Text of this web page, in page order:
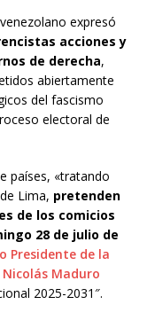
expresó
acciones y
de derecha,
abiertamente
del fascismo
electoral de
países, «tratando
Lima, pretenden
de los comicios
28 de julio de
Presidente de la
Maduro
2025-2031″.